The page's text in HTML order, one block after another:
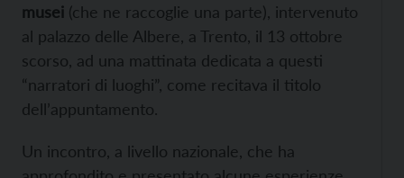
musei (che ne raccoglie una parte), intervenuto
al palazzo delle Albere, a Trento, il 13 ottobre
scorso, ad una mattinata dedicata a questi
“narratori di luoghi”, come recitava il titolo
dell’appuntamento.
Un incontro, a livello nazionale, che ha